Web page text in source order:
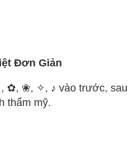
Đơn Giản
✿, ❀, ✧, ♪ vào trước, sau
thẩm mỹ.